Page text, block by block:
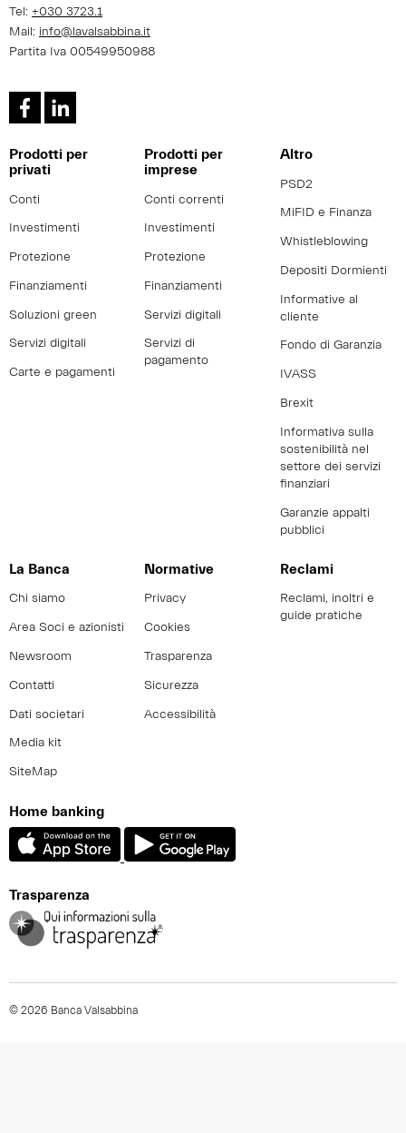
Tel: +030 3723.1
Mail: info@lavalsabbina.it
Partita Iva 00549950988
Prodotti per
privati
Conti
Investimenti
Protezione
Finanziamenti
Soluzioni green
Servizi digitali
Carte e pagamenti
Prodotti per
imprese
Conti correnti
Investimenti
Protezione
Finanziamenti
Servizi digitali
Servizi di
pagamento
La Banca
Chi siamo
Area Soci e azionisti
Newsroom
Contatti
Dati societari
Media kit
SiteMap
Normative
Privacy
Cookies
Trasparenza
Sicurezza
Accessibilità
Reclami
Reclami, inoltri e
guide pratiche
Altro
PSD2
MiFID e Finanza
Whistleblowing
Depositi Dormienti
Informative al
cliente
Fondo di Garanzia
IVASS
Brexit
Informativa sulla
sostenibilità nel
settore dei servizi
finanziari
Garanzie appalti
pubblici
Home banking
Trasparenza
© 2026 Banca Valsabbina